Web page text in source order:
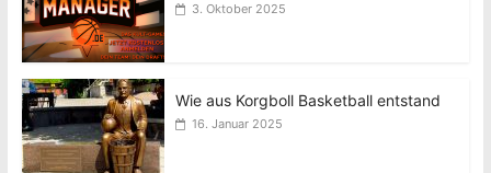
3. Oktober 2025
Wie aus Korgboll Basketball entstand
16. Januar 2025